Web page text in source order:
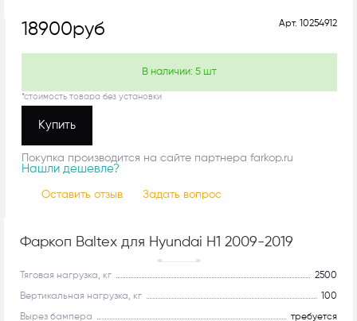
Арт. 10254912
18900руб
В наличии: 5 шт
*стоимость товара без установки
Купить
Покупка производится на сайте партнера farkop.ru
Нашли дешевле?
Оставить отзыв Задать вопрос
Фаркоп Baltex для Hyundai H1 2009-2019
Рекомендуем
Тяговая нагрузка, кг 2500
Вертикальная нагрузка, кг 100
Вырез бампера требуется